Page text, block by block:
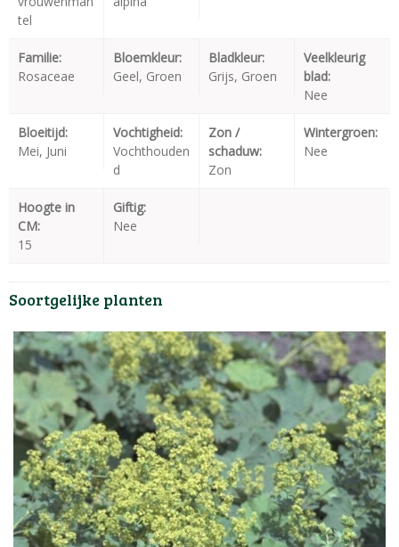
tel
Familie:
Rosaceae
Bloemkleur:
Geel, Groen
Bladkleur:
Grijs, Groen
Veelkleurig
blad:
Nee
Bloeitijd:
Mei, Juni
Vochtigheid:
Vochthouden
d
Zon /
schaduw:
Zon
Wintergroen:
Nee
Hoogte in
CM:
15
Giftig:
Nee
Soortgelijke planten